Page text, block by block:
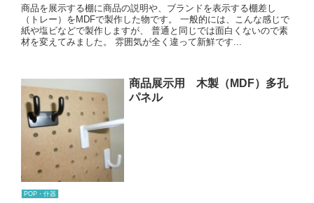
商品を展示する棚に商品の説明や、ブランドを表示する棚差し
（トレー）をMDFで製作した物です。 一般的には、こんな感じで
紙や塩ビなどで製作しますが、 普通と同じでは面白くないので素
材を変えてみました。 雰囲気が全く違って新鮮です...
POP・什器
商品展示用 木製（MDF）多孔
パネル